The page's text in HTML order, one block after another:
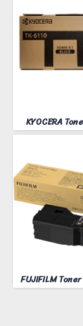
KYOCERA
FUJIFILM